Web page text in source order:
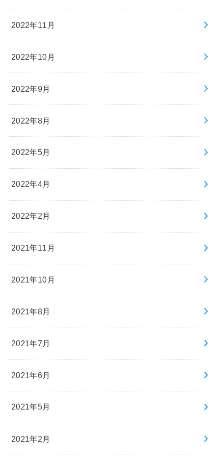
2022年11月
2022年10月
2022年9月
2022年8月
2022年5月
2022年4月
2022年2月
2021年11月
2021年10月
2021年8月
2021年7月
2021年6月
2021年5月
2021年2月